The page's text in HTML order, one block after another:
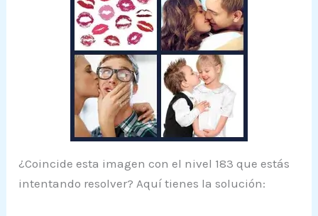
¿Coincide esta imagen con el nivel 183 que estás
intentando resolver? Aquí tienes la solución: